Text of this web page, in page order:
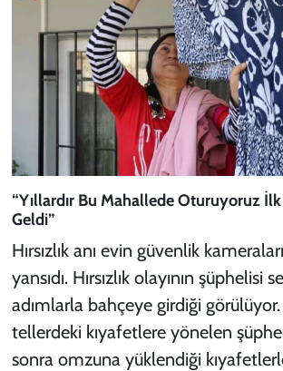
“Yıllardır Bu Mahallede Oturuyoruz İlk
Geldi”
Hırsızlık anı evin güvenlik
yansıdı. Hırsızlık olayının şüphelisi
adımlarla bahçeye girdiği
tellerdeki kıyafetlere yönelen
sonra omzuna yüklendiği